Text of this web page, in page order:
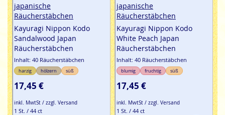
japanische
Räucherstäbchen
Kayuragi Nippon Kodo
Sandalwood Japan
Räucherstäbchen
Inhalt: 40 Räucherstäbchen
harzig hölzern süß
17,45 €
inkl. MwtSt / zzgl. Versand
1 St. / 44 ct
japanische
Räucherstäbchen
Kayuragi Nippon Kodo
White Peach Japan
Räucherstäbchen
Inhalt: 40 Räucherstäbchen
blumig fruchtig süß
17,45 €
inkl. MwtSt / zzgl. Versand
1 St. / 44 ct